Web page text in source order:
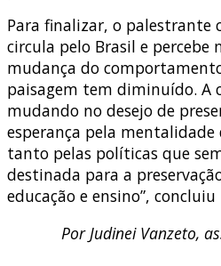
Para finalizar, o palestrante
circula pelo Brasil e percebe
mudança do
paisagem tem diminuído. A
mudando no desejo de
esperança pela mentalidade
tanto pelas políticas que
destinada para a
educação e ensino”, concluiu
Por Judinei Vanzeto,